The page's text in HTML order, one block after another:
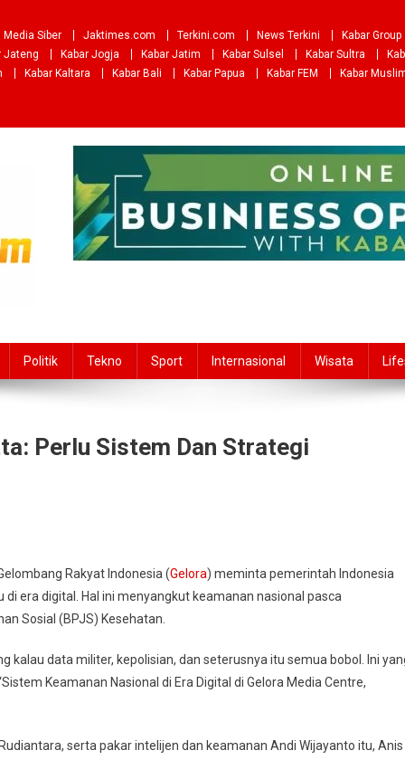
Media Siber Jaktimes.com Terkini.com News Terkini
Kabar Group
Jateng
Kabar Jogja Kabar Jatim Kabar Sulsel Kabar Sultra
Kabar Kaltara Kabar Bali Kabar Papua Kabar FEM Kabar
Politik Tekno Sport Internasional Wisata
Perlu Sistem Dan Strategi
Rakyat Indonesia (Gelora) meminta pemerintah Indonesia
era digital. Hal ini menyangkut keamanan nasional pasca
Sosial (BPJS) Kesehatan.
kalau data militer, kepolisian, dan seterusnya itu semua bobol. Ini
Keamanan Nasional di Era Digital di Gelora Media Centre,
serta pakar intelijen dan keamanan Andi Wijayanto itu, Anis